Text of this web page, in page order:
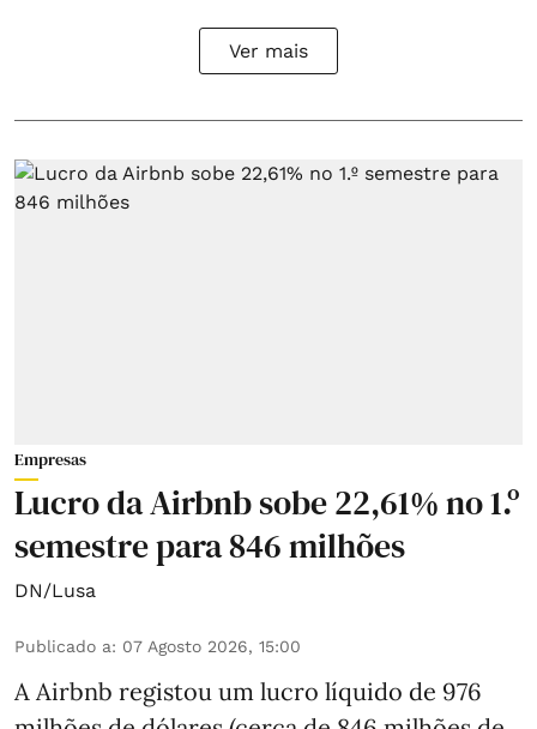
Ver mais
Empresas
Lucro da Airbnb sobe 22,61% no 1.º
semestre para 846 milhões
DN/Lusa
Publicado a: 07 Agosto 2026, 15:00
A Airbnb registou um lucro líquido de 976